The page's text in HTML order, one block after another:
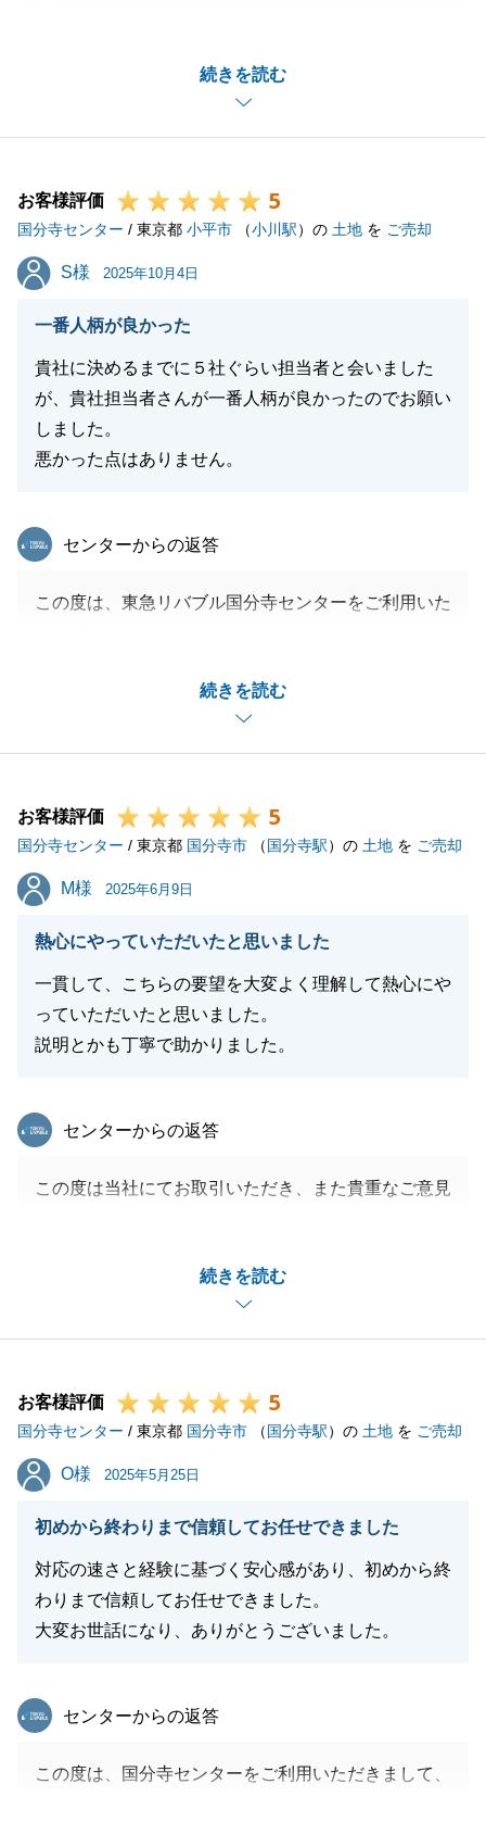
続きを読む
でのご報告、ご連絡を心掛け、またお客様への報告頻
度に対するご要望もお伺いするようにいたします。
いただいたご指摘について、今後このようなことがな
お客様評価 5
国分寺センター / 東京都 小平市 （小川駅）の 土地 を ご売却
S様
S様 2025年10月4日
一番人柄が良かった
貴社に決めるまでに５社ぐらい担当者と会いました
が、貴社担当者さんが一番人柄が良かったのでお願い
しました。
悪かった点はありません。
続きを読む
東急リバブル
センターからの返答
この度は、東急リバブル国分寺センターをご利用いた
とができ大変嬉しく思います。
販売期間中は毎月のオンラインでの打合せにご対応を
いただき大変感謝しております。
と考えております。
また、5社様との検討の結果当社にお任せいただき人
柄でお決めいただけたとのこと大変嬉しく思います。
Ｓ様、Ｆ様のお言葉を励みに引き続き営業活動に尽力
してまいります。
お気軽にお声かけください。
何卒よろしくお願いいたします。
閉じる
お客様評価 5
国分寺センター / 東京都 国分寺市 （国分寺駅）の 土地 を ご売却
M様
M様 2025年6月9日
熱心にやっていただいたと思いました
一貫して、こちらの要望を大変よく理解して熱心にや
っていただいたと思いました。
説明とかも丁寧で助かりました。
続きを読む
東急リバブル
センターからの返答
この度は当社にてお取引いただき、また貴重なご意見
伝いでき、またお役にたてたこと大変光栄に思いま
お褒めいただき、誠にありがとうございます。
ので、今後ともよろしくお願い申し上げます。
お困り事などございましたら、お気軽にお声掛けくだ
さい。
閉じる
お客様評価 5
国分寺センター / 東京都 国分寺市 （国分寺駅）の 土地 を ご売却
O様
O様 2025年5月25日
初めから終わりまで信頼してお任せできました
対応の速さと経験に基づく安心感があり、初めから終
わりまで信頼してお任せできました。
大変お世話になり、ありがとうございました。
東急リバブル
センターからの返答
この度は、国分寺センターをご利用いただきまして、